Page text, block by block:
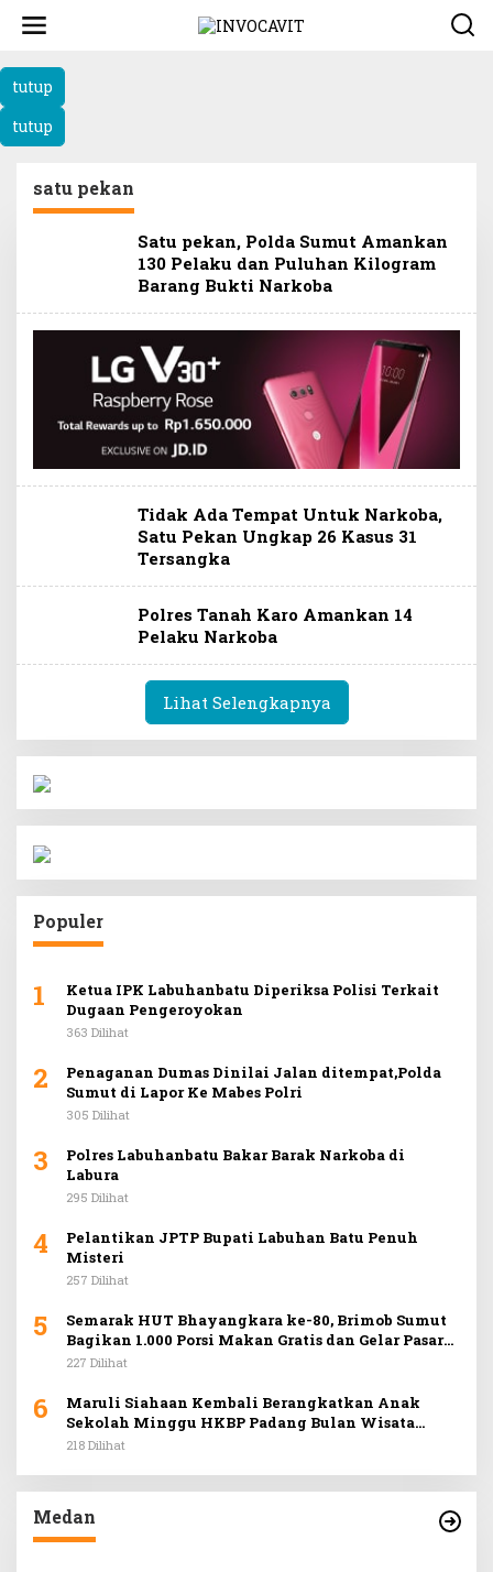
a
i
e
tutup
tutup
satu pekan
Satu pekan, Polda Sumut Amankan
130 Pelaku dan Puluhan Kilogram
Barang Bukti Narkoba
Tidak Ada Tempat Untuk Narkoba,
Satu Pekan Ungkap 26 Kasus 31
Tersangka
Polres Tanah Karo Amankan 14
Pelaku Narkoba
Lihat Selengkapnya
Populer
1
Ketua IPK Labuhanbatu Diperiksa Polisi Terkait
Dugaan Pengeroyokan
363 Dilihat
2
Penaganan Dumas Dinilai Jalan ditempat,Polda
Sumut di Lapor Ke Mabes Polri
305 Dilihat
3
Polres Labuhanbatu Bakar Barak Narkoba di
Labura
295 Dilihat
4
Pelantikan JPTP Bupati Labuhan Batu Penuh
Misteri
257 Dilihat
5
Semarak HUT Bhayangkara ke-80, Brimob Sumut
Bagikan 1.000 Porsi Makan Gratis dan Gelar Pasar
Murah di Car Free Day Medan
227 Dilihat
6
Maruli Siahaan Kembali Berangkatkan Anak
Sekolah Minggu HKBP Padang Bulan Wisata
Rohani ke Hill Park
218 Dilihat
Medan